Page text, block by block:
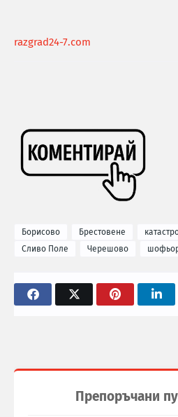
razgrad24-7.com
Борисово Брестовене
Сливо Поле
Черешово
Препоръчани